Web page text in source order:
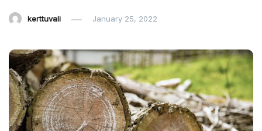
kerttuvali January 25, 2022